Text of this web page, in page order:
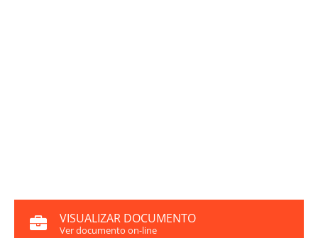
VISUALIZAR DOCUMENTO
Ver documento on-line